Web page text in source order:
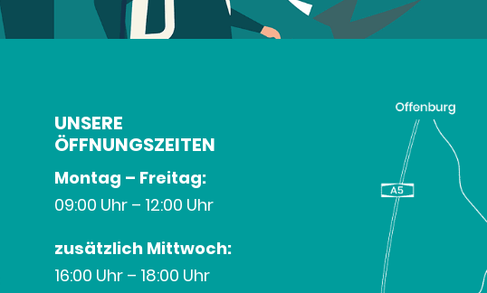
UNSERE
ÖFFNUNGSZEITEN
Montag – Freitag:
09:00 Uhr – 12:00 Uhr
zusätzlich Mittwoch:
16:00 Uhr – 18:00 Uhr